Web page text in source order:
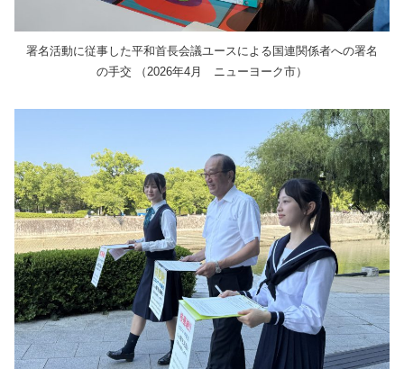
署名活動に従事した平和首長会議ユースによる国連関係者への署名
の手交 （2026年4月 ニューヨーク市）